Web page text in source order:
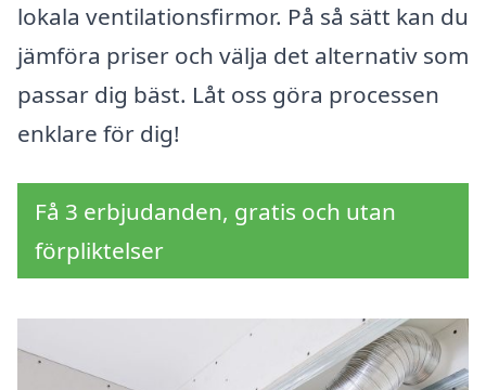
lokala ventilationsfirmor. På så sätt kan du
jämföra priser och välja det alternativ som
passar dig bäst. Låt oss göra processen
enklare för dig!
Få 3 erbjudanden, gratis och utan
förpliktelser